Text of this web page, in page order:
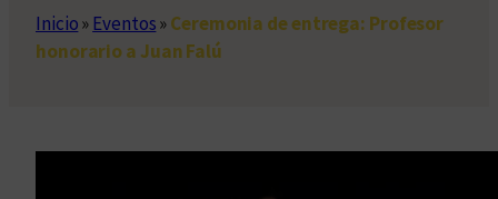
Inicio» Eventos»Ceremonia de entrega: Profesor
honorario a Juan Falú